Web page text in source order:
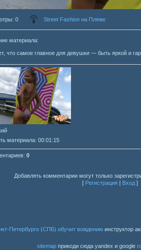
: 0 Street Fashion на Пляже
материала:
что самое главное для девушки — быть яркой и
материала: 00:01:15
: 0
Добавлять комментарии могут только
[ Регистрация Вход ]
Петербурге (СПБ) обучит вождению инструктор
sitemap прикоди сюда yandex и google